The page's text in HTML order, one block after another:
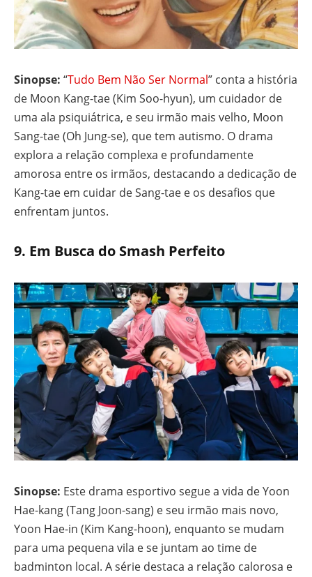
Sinopse: “Tudo Bem Não Ser Normal” conta a história
de Moon Kang-tae (Kim Soo-hyun), um cuidador de
uma ala psiquiátrica, e seu irmão mais velho, Moon
Sang-tae (Oh Jung-se), que tem autismo. O drama
explora a relação complexa e profundamente
amorosa entre os irmãos, destacando a dedicação de
Kang-tae em cuidar de Sang-tae e os desafios que
enfrentam juntos.
9. Em Busca do Smash Perfeito
Sinopse: Este drama esportivo segue a vida de Yoon
Hae-kang (Tang Joon-sang) e seu irmão mais novo,
Yoon Hae-in (Kim Kang-hoon), enquanto se mudam
para uma pequena vila e se juntam ao time de
badminton local. A série destaca a relação calorosa e